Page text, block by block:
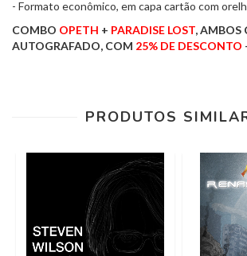
- Formato econômico, em capa cartão com
COMBO OPETH + PARADISE LOST, AMBOS
AUTOGRAFADO, COM 25% DE DESCONTO
PRODUTOS